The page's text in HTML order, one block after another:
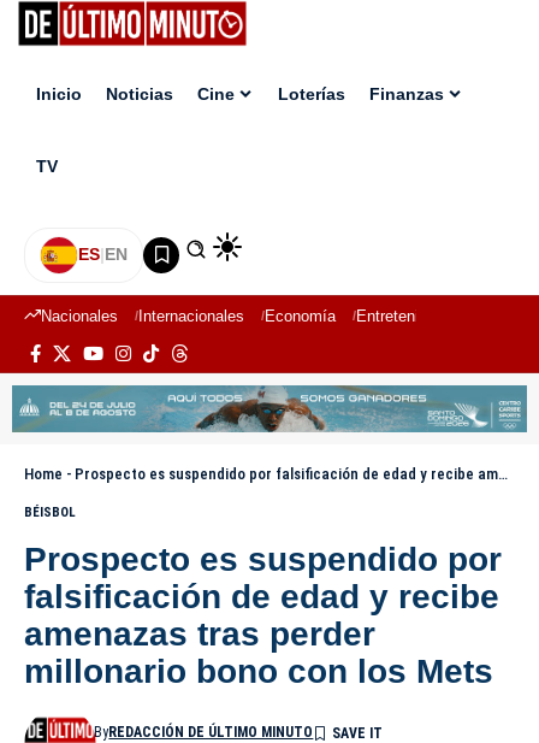
Inicio Noticias Cine Loterías Finanzas
TV
ES|EN
Nacionales Internacionales Economía Entretenimiento
Home - Prospecto es suspendido por falsificación de edad y recibe amenazas tras perder millonario bono con los Mets
BÉISBOL
Prospecto es suspendido por
falsificación de edad y recibe
amenazas tras perder
millonario bono con los Mets
ByREDACCIÓN DE ÚLTIMO MINUTO